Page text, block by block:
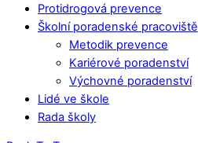
Protidrogová prevence
Školní poradenské pracoviště
Metodik prevence
Kariérové poradenství
Výchovné poradenství
Lidé ve škole
Rada školy